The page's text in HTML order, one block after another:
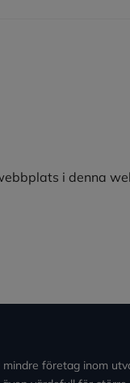
i denna
företag inom